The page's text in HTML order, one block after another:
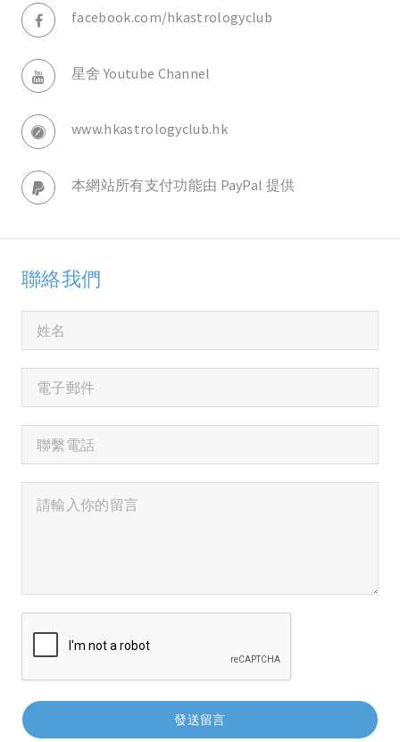
facebook.com/hkastrologyclub
星舍 Youtube Channel
www.hkastrologyclub.hk
本網站所有支付功能由 PayPal 提供
聯絡我們